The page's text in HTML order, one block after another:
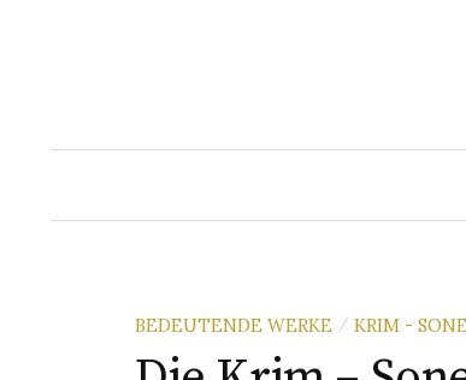
BEDEUTENDE WERKE / KRIM -